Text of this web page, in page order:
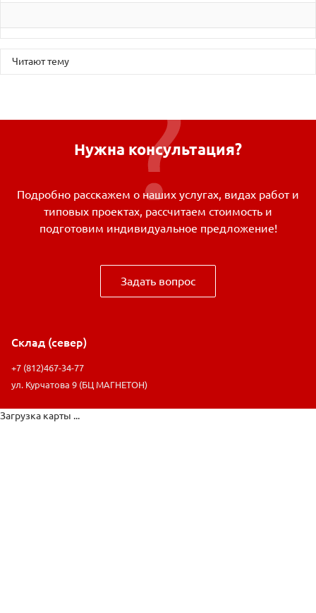
Читают тему
Нужна консультация?
Подробно расскажем о наших услугах, видах работ и
типовых проектах, рассчитаем стоимость и
подготовим индивидуальное предложение!
Задать вопрос
Склад (север)
+7 (812)467-34-77
ул. Курчатова 9 (БЦ МАГНЕТОН)
Загрузка карты ...